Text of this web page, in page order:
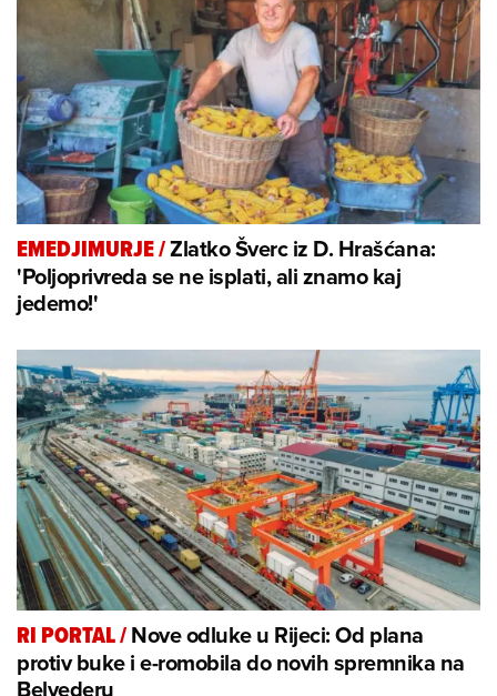
EMEDJIMURJE/Zlatko Šverc iz D. Hrašćana:
'Poljoprivreda se ne isplati, ali znamo kaj
jedemo!'
RI PORTAL/Nove odluke u Rijeci: Od plana
protiv buke i e-romobila do novih spremnika na
Belvederu